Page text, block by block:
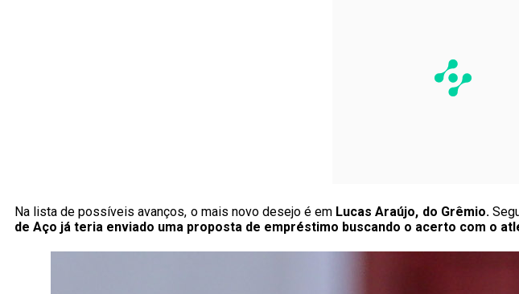
Na lista de possíveis avanços, o mais novo desejo é em Lucas Araújo, do Grêmio.
de Aço já teria enviado uma proposta de empréstimo buscando o acerto com o